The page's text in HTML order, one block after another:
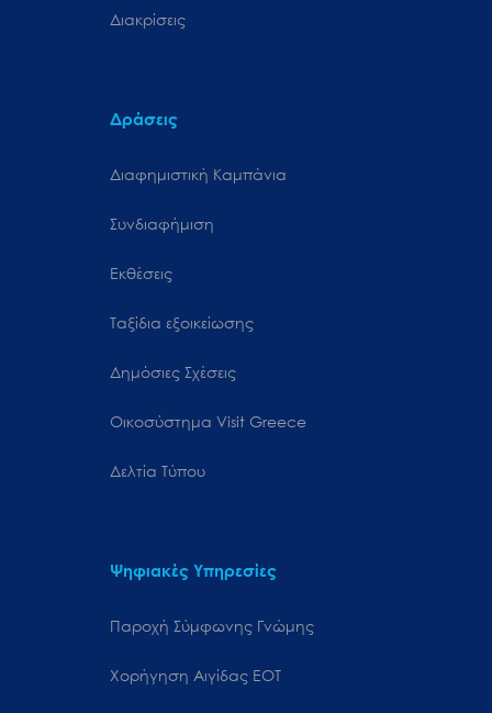
Διακρίσεις
Δράσεις
Διαφημιστική Καμπάνια
Συνδιαφήμιση
Εκθέσεις
Ταξίδια εξοικείωσης
Δημόσιες Σχέσεις
Oικοσύστημα Visit Greece
Δελτία Τύπου
Ψηφιακές Υπηρεσίες
Παροχή Σύμφωνης Γνώμης
Χορήγηση Αιγίδας ΕΟΤ